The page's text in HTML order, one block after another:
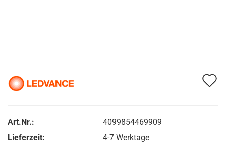
Art.Nr.:
4099854469909
Lieferzeit:
4-7 Werktage